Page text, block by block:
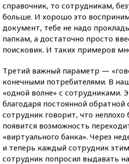
справочник, то сотрудникам,
больше. И хорошо это
документ, тебе не надо
папкам, а достаточно просто
поисковик. И таких примеров
Третий важный параметр —
конечными потребителями. В
«одной волне» с сотрудниками.
благодаря постоянной обратной
сотрудник говорит, что неплохо
появится возможность
«виртуального банка». Через
и теперь каждый сотрудник
сотрудник попросил выдавать